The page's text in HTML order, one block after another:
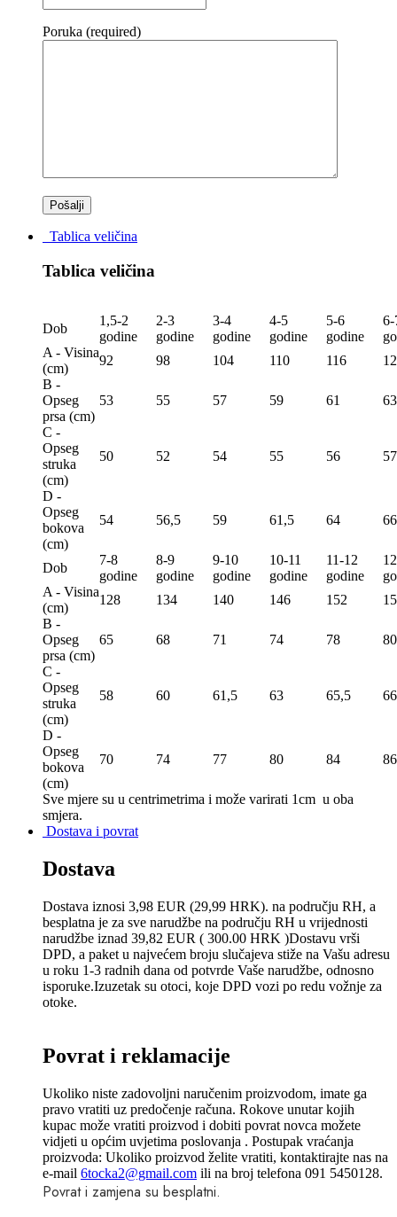
Poruka (required)
Tablica veličina
Tablica veličina
Dob
1,5-2
godine
2-3
godine
3-4
godine
4-5
godine
5-6
godine
6-
A - Visina
(сm)
92 98 104 110 116
B -
Opseg
prsa (сm)
53 55 57 59 61 63
C -
Opseg
struka
(сm)
50 52 54 55 56 57
D -
Opseg
bokova
(сm)
54 56,5 59 61,5 64 66
Dob
7-8
godine
8-9
godine
9-10
godine
10-11
godine
11-12
godine
A - Visina
(сm)
128 134 140 146 152
B -
Opseg
prsa (сm)
65 68 71 74 78 80
C -
Opseg
struka
(сm)
58 60 61,5 63 65,5
D -
Opseg
bokova
(сm)
70 74 77 80 84 86
Sve mjere su u centrimetrima i može varirati 1cm u oba
smjera.
Dostava i povrat
Dostava
Dostava iznosi 3,98 EUR (29,99 HRK). na području RH, a
besplatna je za sve narudžbe na području RH u vrijednosti
narudžbe iznad 39,82 EUR ( 300.00 HRK )Dostavu vrši
DPD, a paket u najvećem broju slučajeva stiže na Vašu adresu
u roku 1-3 radnih dana od potvrde Vaše narudžbe, odnosno
isporuke.Izuzetak su otoci, koje DPD vozi po redu vožnje za
otoke.
Povrat i reklamacije
Ukoliko niste zadovoljni naručenim proizvodom, imate ga
pravo vratiti uz predočenje računa. Rokove unutar kojih
kupac može vratiti proizvod i dobiti povrat novca možete
vidjeti u općim uvjetima poslovanja . Postupak vraćanja
proizvoda: Ukoliko proizvod želite vratiti, kontaktirajte nas na
e-mail 6tocka2@gmail.com ili na broj telefona 091 5450128.
Povrat i zamjena su besplatni.